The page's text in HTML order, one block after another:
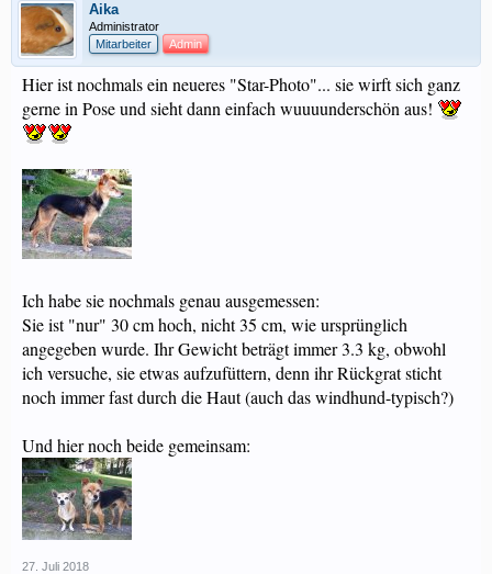
Aika
Administrator
Mitarbeiter
Admin
Hier ist nochmals ein neueres "Star-Photo"... sie wirft sich ganz
gerne in Pose und sieht dann einfach wuuuunderschön aus!
Ich habe sie nochmals genau ausgemessen:
Sie ist "nur" 30 cm hoch, nicht 35 cm, wie ursprünglich
angegeben wurde. Ihr Gewicht beträgt immer 3.3 kg, obwohl
ich versuche, sie etwas aufzufüttern, denn ihr Rückgrat sticht
noch immer fast durch die Haut (auch das windhund-typisch?)
Und hier noch beide gemeinsam:
27. Juli 2018